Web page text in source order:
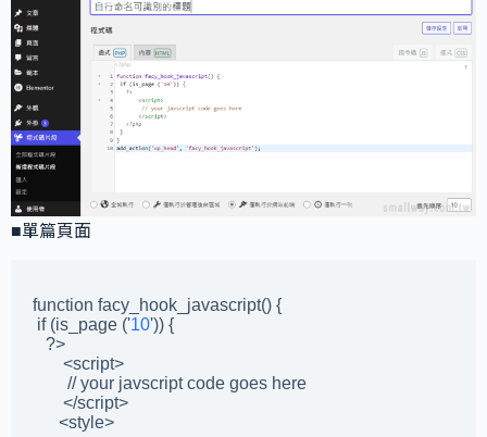
■單篇頁面
function facy_hook_javascript() {
if (is_page ('10')) {
   ?>
       <script>
        // your javscript code goes here
       </script>
      <style>